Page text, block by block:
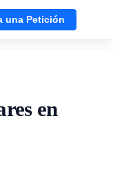
una Petición
en